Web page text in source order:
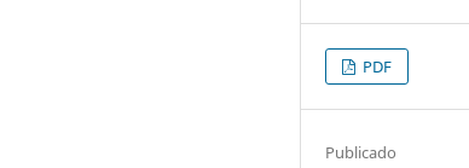
PDF
Publicado